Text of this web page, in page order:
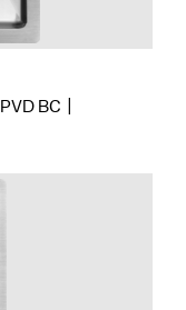
PVD BC